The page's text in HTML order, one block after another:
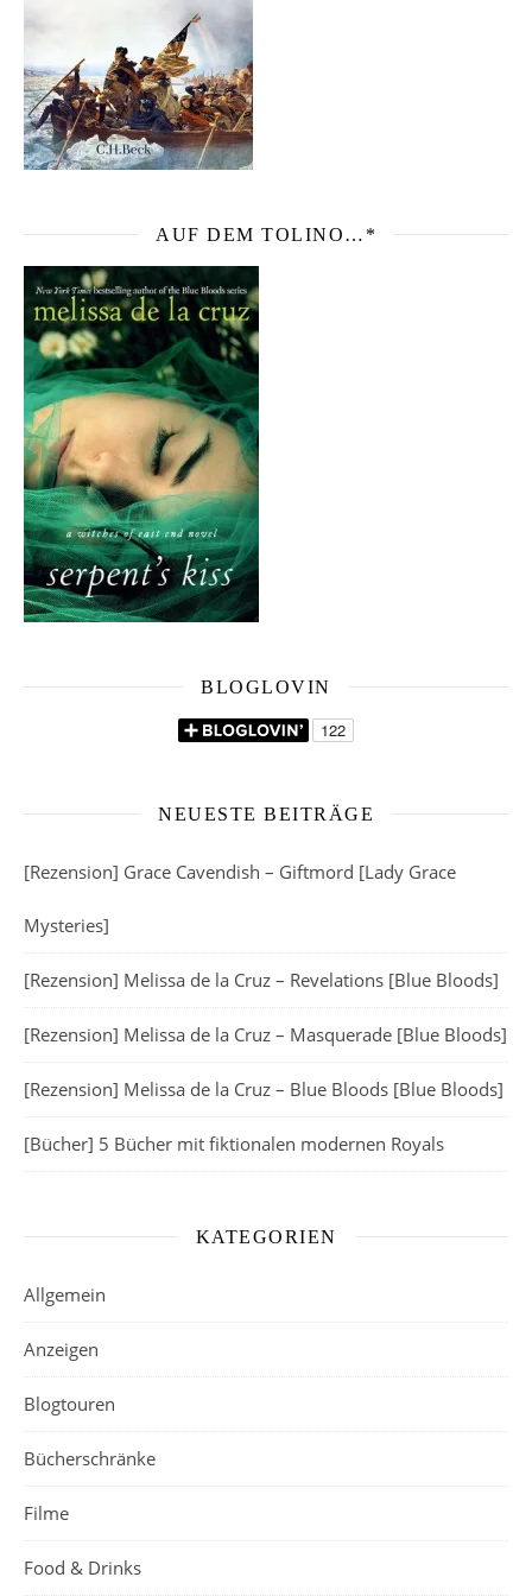
AUF DEM TOLINO…*
BLOGLOVIN
NEUESTE BEITRÄGE
[Rezension] Grace Cavendish – Giftmord [Lady Grace
Mysteries]
[Rezension] Melissa de la Cruz – Revelations [Blue Bloods]
[Rezension] Melissa de la Cruz – Masquerade [Blue Bloods]
[Rezension] Melissa de la Cruz – Blue Bloods [Blue Bloods]
[Bücher] 5 Bücher mit fiktionalen modernen Royals
KATEGORIEN
Allgemein
Anzeigen
Blogtouren
Bücherschränke
Filme
Food & Drinks